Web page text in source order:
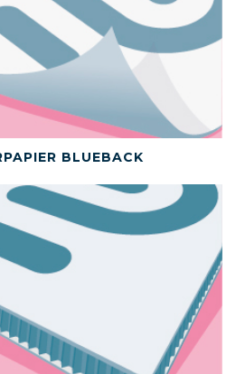
DIT PRODUCTBLUEBACK